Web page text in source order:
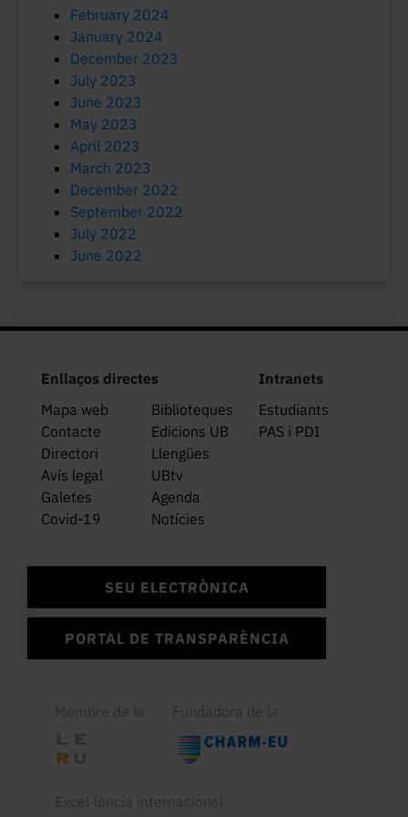
February 2024
January 2024
December 2023
July 2023
June 2023
May 2023
April 2023
March 2023
December 2022
September 2022
July 2022
June 2022
Enllaços directes
Mapa web
Biblioteques
Contacte
Edicions UB
Directori
Llengües
Avís legal
UBtv
Galetes
Agenda
Covid-19
Notícies
Intranets
Estudiants
PAS i PDI
SEU ELECTRÒNICA
PORTAL DE TRANSPARÈNCIA
Membre de la Fundadora de la
Excel·lència internacional